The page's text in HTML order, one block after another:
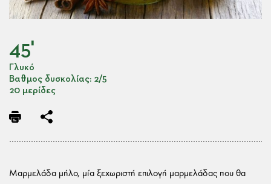
45'
Γλυκό
Βαθμος δυσκολίας: 2/5
20 μερίδες
Μαρμελάδα μήλο, μία ξεχωριστή επιλογή μαρμελάδας που θα